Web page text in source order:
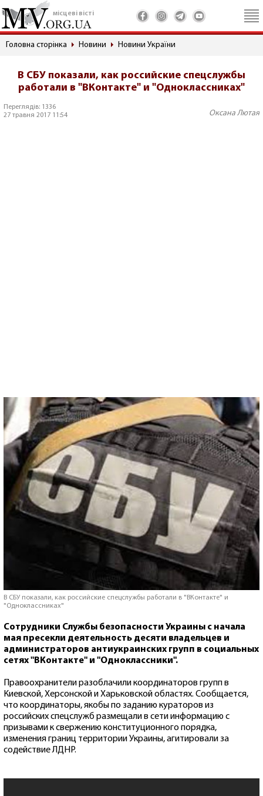
місцеві вісті
Головна сторінка Новини Новини України
В СБУ показали, как российские спецслужбы
работали в "ВКонтакте" и "Одноклассниках"
Переглядів: 1336
27 травня 2017 11:54
Оксана Лютая
В СБУ показали, как российские спецслужбы работали в "ВКонтакте" и
"Одноклассниках"
Сотрудники Службы безопасности Украины с начала
мая пресекли деятельность десяти владельцев и
администраторов антиукраинских групп в социальных
сетях "ВКонтакте" и "Одноклассники".
Правоохранители разоблачили координаторов групп в
Киевской, Херсонской и Харьковской областях. Сообщается,
что координаторы, якобы по заданию кураторов из
российских спецслужб размещали в сети информацию с
призывами к свержению конституционного порядка,
изменения границ территории Украины, агитировали за
содействие ЛДНР.